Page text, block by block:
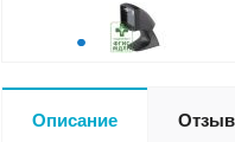
Описание